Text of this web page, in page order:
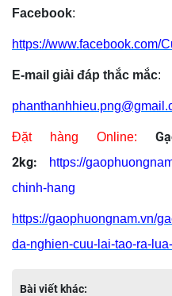
Facebook:
https://www.facebook.com/
E-mail giải đáp thắc mắc:
Đặt hàng Online:
2kg:
https://
chinh-hang
https://gaophuongnam.vn/
da-nghien-cuu-lai-tao-ra-
Bài viết khác: